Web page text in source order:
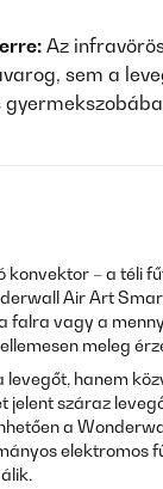
Az
sem a
konvektor – a téli
Air Art
falra vagy a
meleg
hanem
jelent száraz
a
elektromos